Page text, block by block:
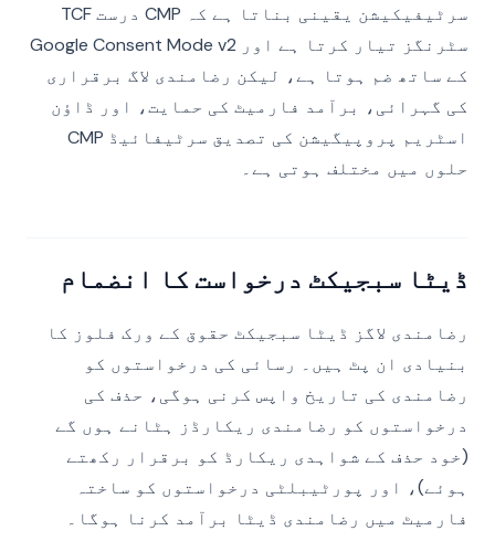
سرٹیفیکیشن یقینی بناتا ہے کہ CMP درست TCF
سٹرنگز تیار کرتا ہے اور Google Consent Mode v2
کے ساتھ ضم ہوتا ہے، لیکن رضامندی لاگ برقراری
کی گہرائی، برآمد فارمیٹ کی حمایت، اور ڈاؤن
اسٹریم پروپیگیشن کی تصدیق سرٹیفائیڈ CMP
حلوں میں مختلف ہوتی ہے۔
ڈیٹا سبجیکٹ درخواست کا انضمام
رضامندی لاگز ڈیٹا سبجیکٹ حقوق کے ورک فلوز کا
بنیادی ان پٹ ہیں۔ رسائی کی درخواستوں کو
رضامندی کی تاریخ واپس کرنی ہوگی، حذف کی
درخواستوں کو رضامندی ریکارڈز ہٹانے ہوں گے
(خود حذف کے شواہدی ریکارڈ کو برقرار رکھتے
ہوئے)، اور پورٹیبلٹی درخواستوں کو ساختہ
فارمیٹ میں رضامندی ڈیٹا برآمد کرنا ہوگا۔